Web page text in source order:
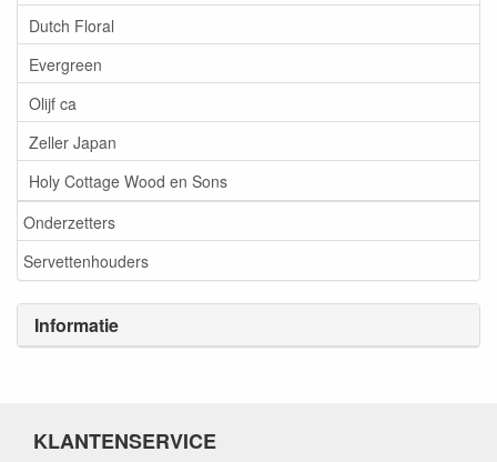
Dutch Floral
Evergreen
Olijf ca
Zeller Japan
Holy Cottage Wood en Sons
Onderzetters
Servettenhouders
Informatie
KLANTENSERVICE